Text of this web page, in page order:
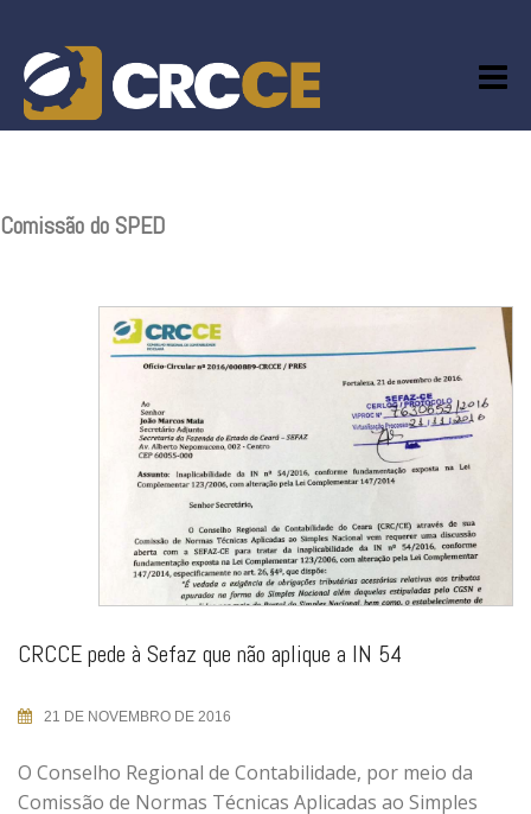
content
Comissão do SPED
CRCCE pede à Sefaz que não aplique a IN 54
21 DE NOVEMBRO DE 2016
O Conselho Regional de Contabilidade, por meio da
Comissão de Normas Técnicas Aplicadas ao Simples